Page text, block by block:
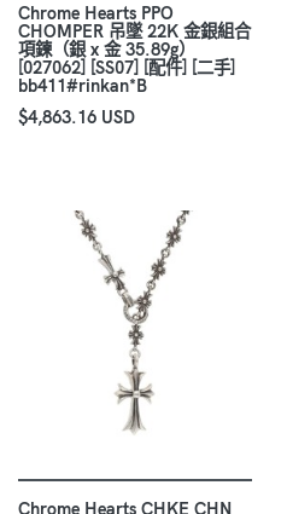
Chrome Hearts PPO
CHOMPER 吊墜 22K 金銀組合
項鍊（銀 x 金 35.89g）
[027062] [SS07] [配件] [二手]
bb411#rinkan*B
$4,863.16 USD
Chrome Hearts CHKE CHN